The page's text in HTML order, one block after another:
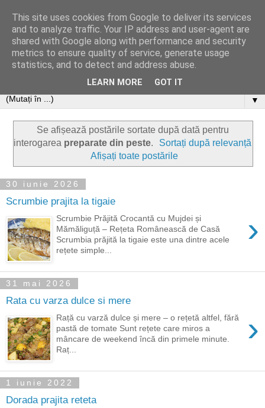
▼
Se afișează postările sortate după dată pentru
interogarea preparate din peste.
Sortați după relevanță
Afișați toate postările
30 iunie 2026
Scrumbie prajita la tigaie
›
Scrumbie Prăjită Crocantă cu Mujdei și
Mămăliguță – Rețeta Românească de Casă
Scrumbia prăjită la tigaie este una dintre acele
rețete simple...
31 mai 2026
Rata cu varza dulce si mere
›
Rață cu varză dulce și mere – o rețetă altfel, fără
pastă de tomate Sunt rețete care miros a
mâncare de weekend încă din primele minute.
Raț...
1 iunie 2022
Dorada prajita reteta
This site uses cookies from Google to deliver its services
and to analyze traffic. Your IP address and user-agent are
shared with Google along with performance and security
metrics to ensure quality of service, generate usage
statistics, and to detect and address abuse.
LEARN MORE GOT IT